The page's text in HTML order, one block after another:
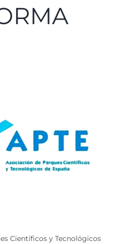
Científicos y Tecnológicos